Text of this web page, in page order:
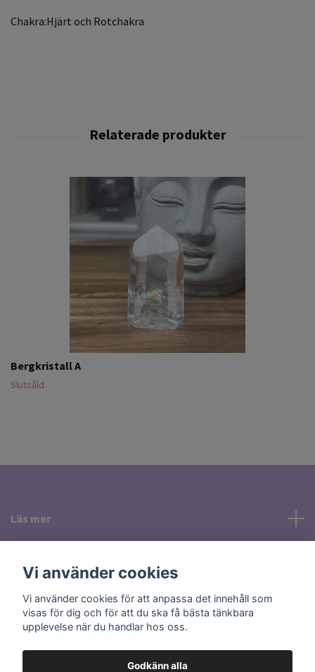
Chakra:Hjärt och Rotchakra
Bergkristall A
Slutsåld
Läs mer
Vi använder cookies
Vi använder cookies för att anpassa det innehåll som
visas för dig och för att du ska få bästa tänkbara
upplevelse när du handlar hos oss.
Godkänn alla